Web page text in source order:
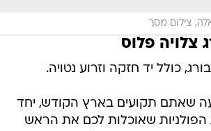
צילום מסך
צלויה פלוס
כולל יד חזקה וזרוע נטויה.
שאתם תקועים בארץ הקודש, יחד
שאוכלות לכם את הראש